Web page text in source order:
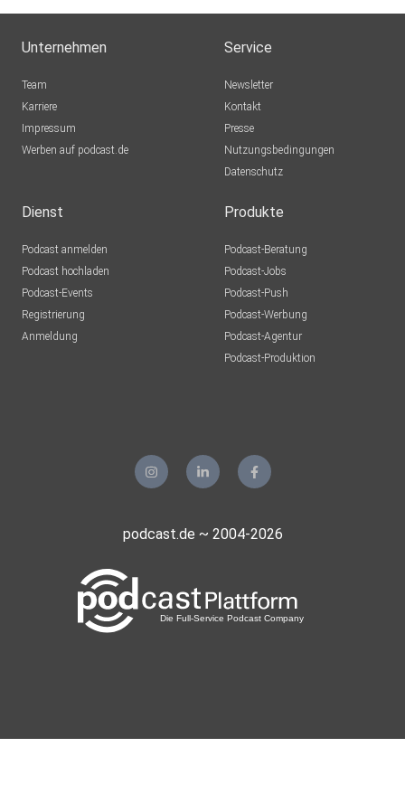
Unternehmen
Team
Karriere
Impressum
Werben auf podcast.de
Service
Newsletter
Kontakt
Presse
Nutzungsbedingungen
Datenschutz
Dienst
Podcast anmelden
Podcast hochladen
Podcast-Events
Registrierung
Anmeldung
Produkte
Podcast-Beratung
Podcast-Jobs
Podcast-Push
Podcast-Werbung
Podcast-Agentur
Podcast-Produktion
podcast.de ~ 2004-2026